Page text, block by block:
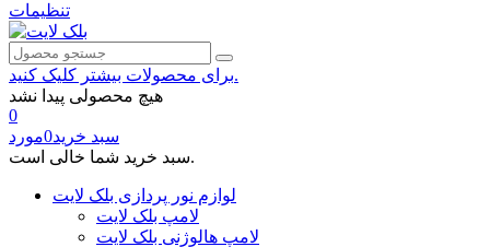
تنظیمات
برای محصولات بیشتر کلیک کنید.
هیچ محصولی پیدا نشد
0
سبد خرید0مورد
سبد خرید شما خالی است.
لوازم نور پردازی بلک لایت
لامپ بلک لایت
لامپ هالوژنی بلک لایت